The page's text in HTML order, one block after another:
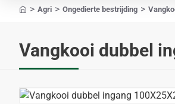
op
Vangkooi dubbel
Agri Ongedierte bestrijding